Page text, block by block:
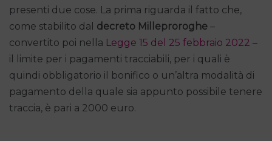
presenti due cose. La prima riguarda il fatto che,
come stabilito dal decreto Milleproroghe –
convertito poi nella Legge 15 del 25 febbraio 2022 –
il limite per i pagamenti tracciabili, per i quali è
quindi obbligatorio il bonifico o un’altra modalità di
pagamento della quale sia appunto possibile tenere
traccia, è pari a 2000 euro.